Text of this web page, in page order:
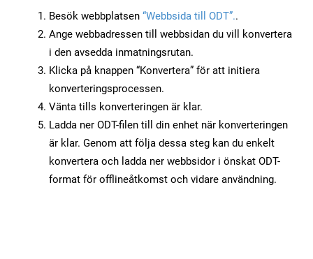
Besök webbplatsen “Webbsida till ODT”..
Ange webbadressen till webbsidan du vill konvertera
i den avsedda inmatningsrutan.
Klicka på knappen “Konvertera” för att initiera
konverteringsprocessen.
Vänta tills konverteringen är klar.
Ladda ner ODT-filen till din enhet när konverteringen
är klar. Genom att följa dessa steg kan du enkelt
konvertera och ladda ner webbsidor i önskat ODT-
format för offlineåtkomst och vidare användning.